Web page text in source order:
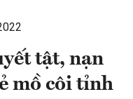
tật, nạn
mồ côi tỉnh